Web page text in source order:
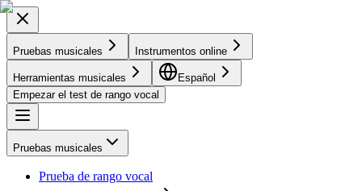
Pruebas musicales Instrumentos online
Herramientas musicales
Español
Empezar el test de rango vocal
Pruebas musicales
Prueba de rango vocal